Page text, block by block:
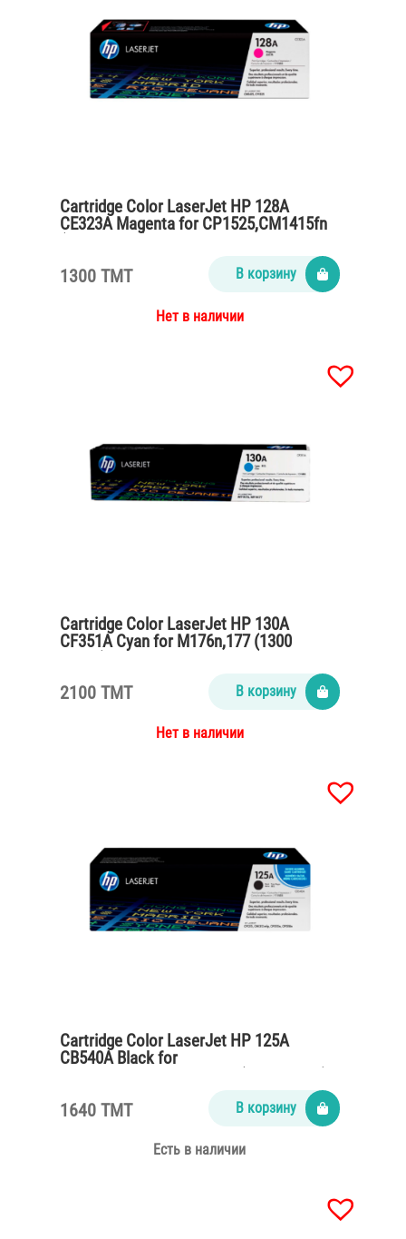
Cartridge Color LaserJet HP 128A
CE323A Magenta for CP1525,CM1415fn
1300 TMT В корзину
Нет в наличии
Cartridge Color LaserJet HP 130A
CF351A Cyan for M176n,177 (1300
2100 TMT В корзину
Нет в наличии
Cartridge Color LaserJet HP 125A
CB540A Black for
1640 TMT В корзину
Есть в наличии